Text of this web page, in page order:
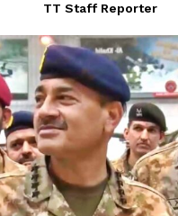
TT Staff Reporter